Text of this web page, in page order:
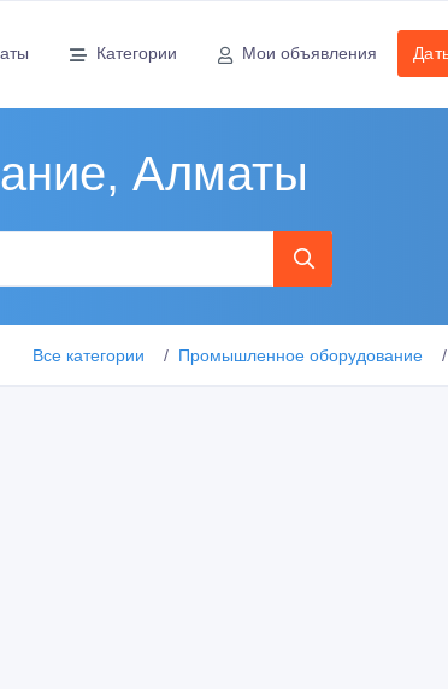
Категории Мои объявления
Алматы
Все категории Промышленное оборудование